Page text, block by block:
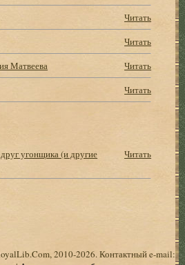
Читать
Читать
Матвеева
Читать
Читать
угонщика (и другие
Читать
2010-2026. Контактный e-mail: